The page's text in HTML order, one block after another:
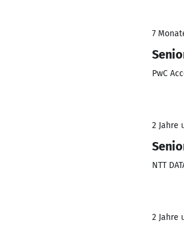
7
PwC
2 Jahre
NTT
2 Jahre